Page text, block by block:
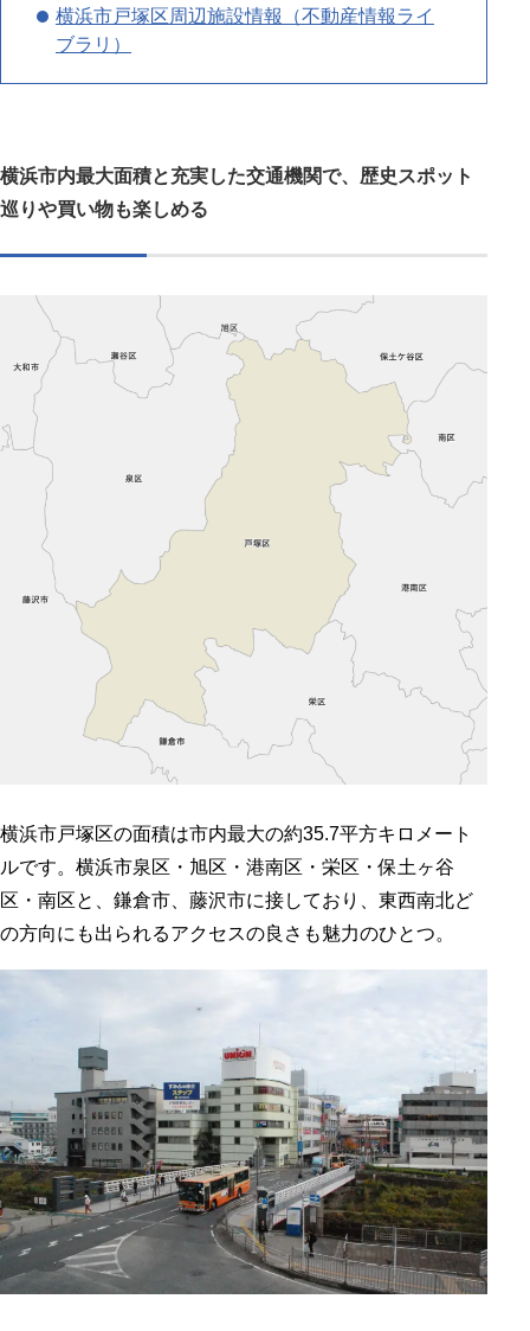
横浜市戸塚区周辺施設情報（不動産情報ライ
ブラリ）
横浜市内最大面積と充実した交通機関で、歴史スポット
巡りや買い物も楽しめる
横浜市戸塚区の面積は市内最大の約35.7平方キロメート
ルです。横浜市泉区・旭区・港南区・栄区・保土ヶ谷
区・南区と、鎌倉市、藤沢市に接しており、東西南北ど
の方向にも出られるアクセスの良さも魅力のひとつ。